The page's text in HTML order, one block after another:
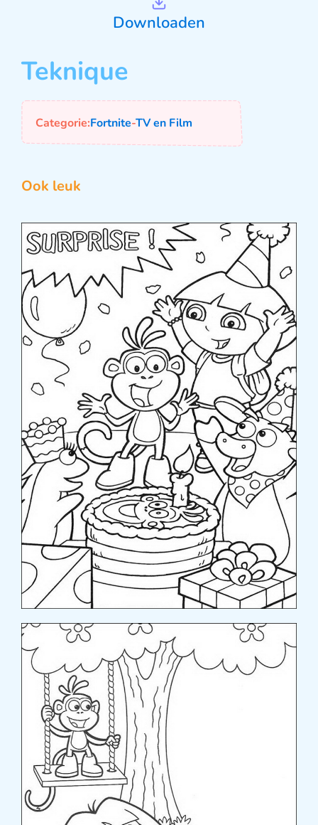
Downloaden
Teknique
Categorie:Fortnite-TV en Film
Ook leuk